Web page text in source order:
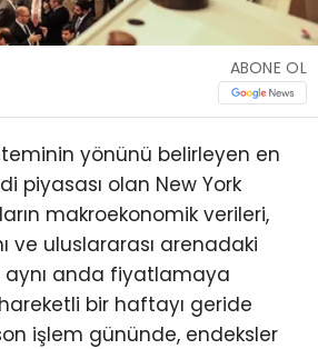
ABONE OL
yönünü belirleyen en
piyasası olan New York
makroekonomik verileri,
ve uluslararası arenadaki
aynı anda fiyatlamaya
bir haftayı geride
işlem gününde, endeksler